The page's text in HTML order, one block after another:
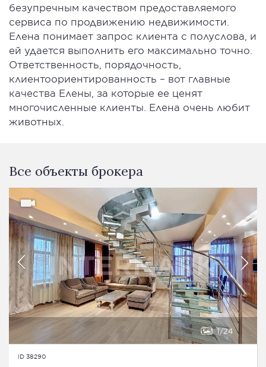
безупречным качеством предоставляемого
сервиса по продвижению недвижимости.
Елена понимает запрос клиента с полуслова, и
ей удается выполнить его максимально точно.
Ответственность, порядочность,
клиентоориентированность – вот главные
качества Елены, за которые ее ценят
многочисленные клиенты. Елена очень любит
животных.
Все объекты брокера
1 24
ID 38290